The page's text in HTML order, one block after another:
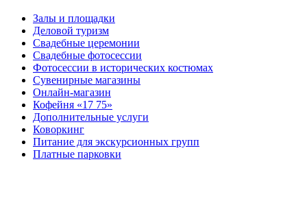
Залы и площадки
Деловой туризм
Свадебные церемонии
Свадебные фотосессии
Фотосессии в исторических костюмах
Сувенирные магазины
Онлайн-магазин
Кофейня «17 75»
Дополнительные услуги
Коворкинг
Питание для экскурсионных групп
Платные парковки